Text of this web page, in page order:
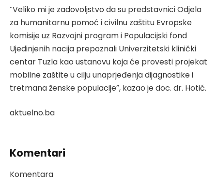
“Veliko mi je zadovoljstvo da su predstavnici Odjela
za humanitarnu pomoć i civilnu zaštitu Evropske
komisije uz Razvojni program i Populacijski fond
Ujedinjenih nacija prepoznali Univerzitetski klinički
centar Tuzla kao ustanovu koja će provesti projekat
mobilne zaštite u cilju unaprjeđenja dijagnostike i
tretmana ženske populacije”, kazao je doc. dr. Hotić.
aktuelno.ba
Komentari
Komentara